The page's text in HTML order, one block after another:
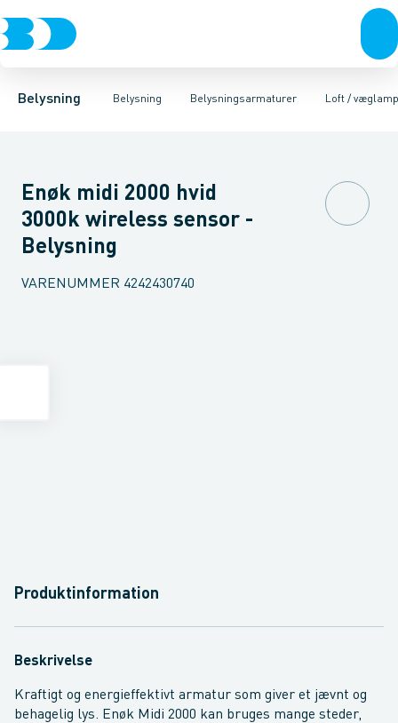
Belysning Belysning
Belysning Belysningsarmaturer
LyskilderBelysningsarmaturerLysstyringTilbehør tilLoft /
PendlerIndustriarmatur og halbelysningArmaturer for vej og
Enøk midi 2000 hvid
3000k wireless sensor -
Belysning
VARENUMMER 4242430740
Produktinformation
Beskrivelse
Kraftigt og energieffektivt armatur som giver et jævnt og
behagelig lys. Enøk Midi 2000 kan bruges mange steder,